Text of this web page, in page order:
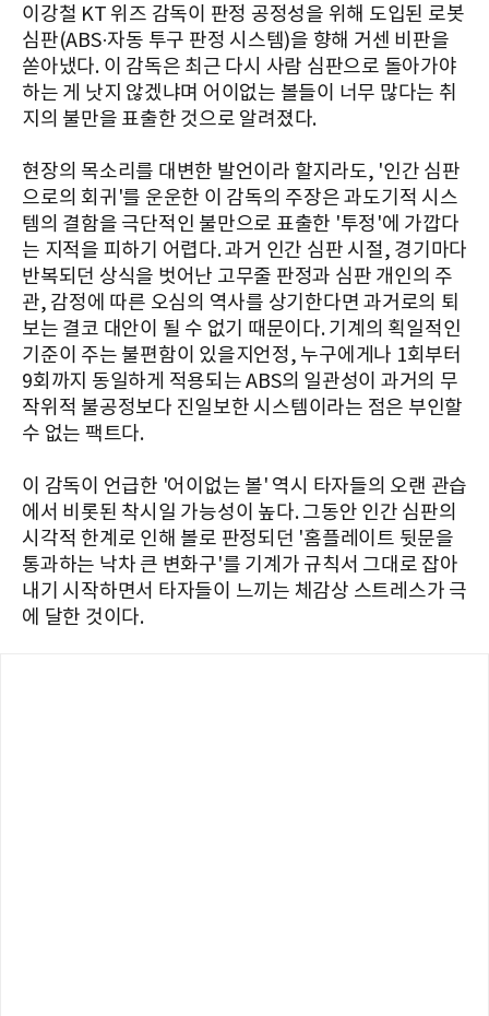
이강철 KT 위즈 감독이 판정 공정성을 위해 도입된 로봇
심판(ABS·자동 투구 판정 시스템)을 향해 거센 비판을
쏟아냈다. 이 감독은 최근 다시 사람 심판으로 돌아가야
하는 게 낫지 않겠냐며 어이없는 볼들이 너무 많다는 취
지의 불만을 표출한 것으로 알려졌다.
현장의 목소리를 대변한 발언이라 할지라도, '인간 심판
으로의 회귀'를 운운한 이 감독의 주장은 과도기적 시스
템의 결함을 극단적인 불만으로 표출한 '투정'에 가깝다
는 지적을 피하기 어렵다. 과거 인간 심판 시절, 경기마다
반복되던 상식을 벗어난 고무줄 판정과 심판 개인의 주
관, 감정에 따른 오심의 역사를 상기한다면 과거로의 퇴
보는 결코 대안이 될 수 없기 때문이다. 기계의 획일적인
기준이 주는 불편함이 있을지언정, 누구에게나 1회부터
9회까지 동일하게 적용되는 ABS의 일관성이 과거의 무
작위적 불공정보다 진일보한 시스템이라는 점은 부인할
수 없는 팩트다.
이 감독이 언급한 '어이없는 볼' 역시 타자들의 오랜 관습
에서 비롯된 착시일 가능성이 높다. 그동안 인간 심판의
시각적 한계로 인해 볼로 판정되던 '홈플레이트 뒷문을
통과하는 낙차 큰 변화구'를 기계가 규칙서 그대로 잡아
내기 시작하면서 타자들이 느끼는 체감상 스트레스가 극
에 달한 것이다.